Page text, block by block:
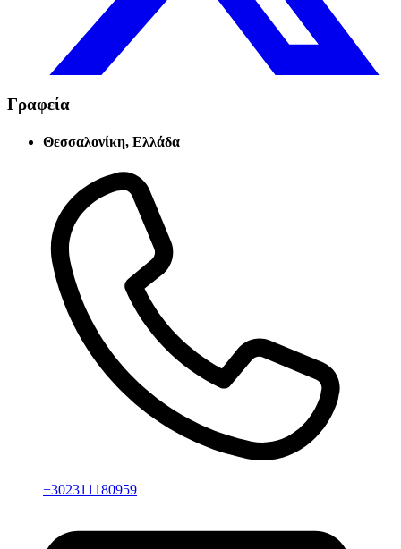
Γραφεία
Θεσσαλονίκη, Ελλάδα
+302311180959